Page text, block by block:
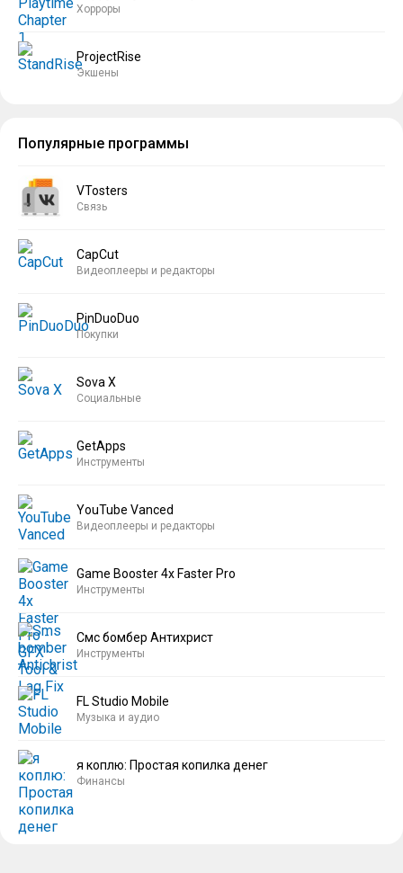
Хорроры
ProjectRise
Экшены
Популярные программы
VTosters
Связь
CapCut
Видеоплееры и редакторы
PinDuoDuo
Покупки
Sova X
Социальные
GetApps
Инструменты
YouTube Vanced
Видеоплееры и редакторы
Game Booster 4x Faster Pro
Инструменты
Смс бомбер Антихрист
Инструменты
FL Studio Mobile
Музыка и аудио
я коплю: Простая копилка денег
Финансы